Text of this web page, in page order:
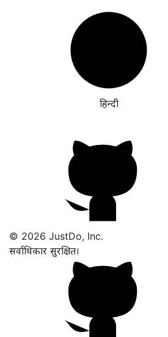
हिन्दी
© 2026 JustDo, Inc.
सर्वाधिकार सुरक्षित।